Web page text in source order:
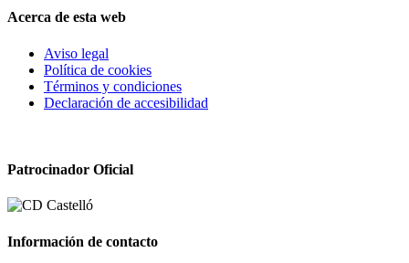
Acerca de esta web
Aviso legal
Política de cookies
Términos y condiciones
Declaración de accesibilidad
Patrocinador Oficial
Información de contacto